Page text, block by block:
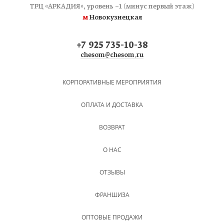
ТРЦ «АРКАДИЯ», уровень −1 (минус первый этаж)
мНовокузнецкая
+7 925 735-10-38
chesom@chesom.ru
КОРПОРАТИВНЫЕ МЕРОПРИЯТИЯ
ОПЛАТА И ДОСТАВКА
ВОЗВРАТ
О НАС
ОТЗЫВЫ
ФРАНШИЗА
ОПТОВЫЕ ПРОДАЖИ